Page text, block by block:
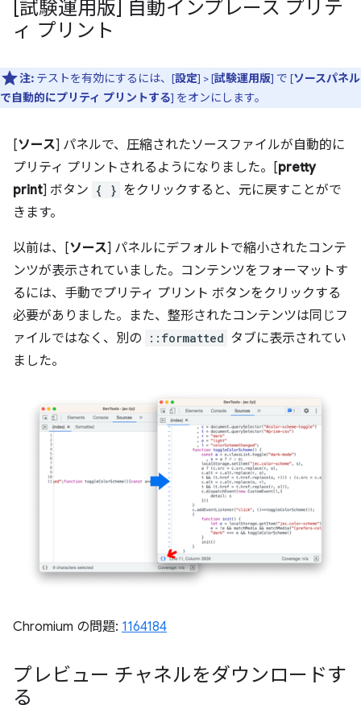
[試験運用版] 自動インプレース プリテ
ィ プリント
注: テストを有効にするには、[設定] > [試験運用版] で [ソースパネル
で自動的にプリティ プリントする] をオンにします。
[ソース] パネルで、圧縮されたソースファイルが自動的に
プリティ プリントされるようになりました。[pretty
print] ボタン { } をクリックすると、元に戻すことがで
きます。
以前は、[ソース] パネルにデフォルトで縮小されたコンテ
ンツが表示されていました。コンテンツをフォーマットす
るには、手動でプリティ プリント ボタンをクリックする
必要がありました。また、整形されたコンテンツは同じフ
ァイルではなく、別の
::formatted タブに表示されてい
ました。
Chromium の問題: 1164184
プレビュー チャネルをダウンロードす
る